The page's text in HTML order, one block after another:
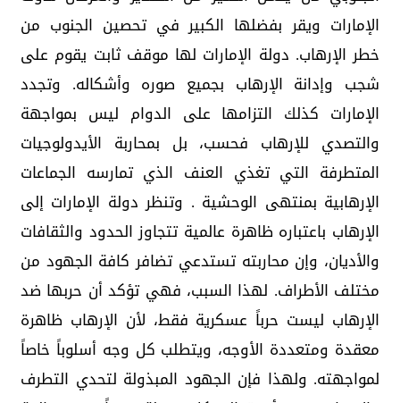
الإمارات ويقر بفضلها الكبير في تحصين الجنوب من
خطر الإرهاب. دولة الإمارات لها موقف ثابت يقوم على
شجب وإدانة الإرهاب بجميع صوره وأشكاله. وتجدد
الإمارات كذلك التزامها على الدوام ليس بمواجهة
والتصدي للإرهاب فحسب، بل بمحاربة الأيدولوجيات
المتطرفة التي تغذي العنف الذي تمارسه الجماعات
الإرهابية بمنتهى الوحشية . وتنظر دولة الإمارات إلى
الإرهاب باعتباره ظاهرة عالمية تتجاوز الحدود والثقافات
والأديان، وإن محاربته تستدعي تضافر كافة الجهود من
مختلف الأطراف. لهذا السبب، فهي تؤكد أن حربها ضد
الإرهاب ليست حرباً عسكرية فقط، لأن الإرهاب ظاهرة
معقدة ومتعددة الأوجه، ويتطلب كل وجه أسلوباً خاصاً
لمواجهته. ولهذا فإن الجهود المبذولة لتحدي التطرف